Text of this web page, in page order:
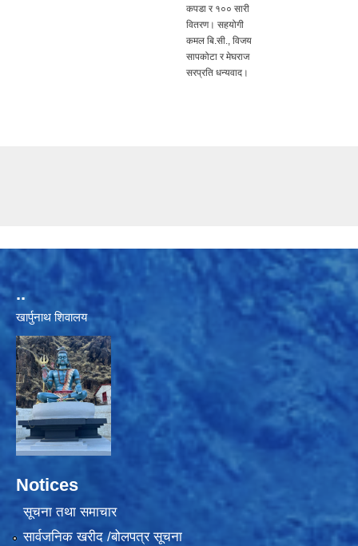
कपडा र १०० सारी
वितरण। सहयोगी
कमल बि.सी., विजय
सापकोटा र मेघराज
सरप्रति धन्यवाद।
..
खार्पुनाथ शिवालय
Notices
सूचना तथा समाचार
सार्वजनिक खरीद /बोलपत्र सूचना